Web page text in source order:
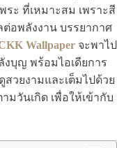
ะ ที่เหมาะสม เพราะสี
อพลังงาน บรรยากาศ
Wallpaper จะพาไป
บุญ พร้อมไอเดียการ
สวยงามและเต็มไปด้วย
มวันเกิด เพื่อให้เข้ากับ